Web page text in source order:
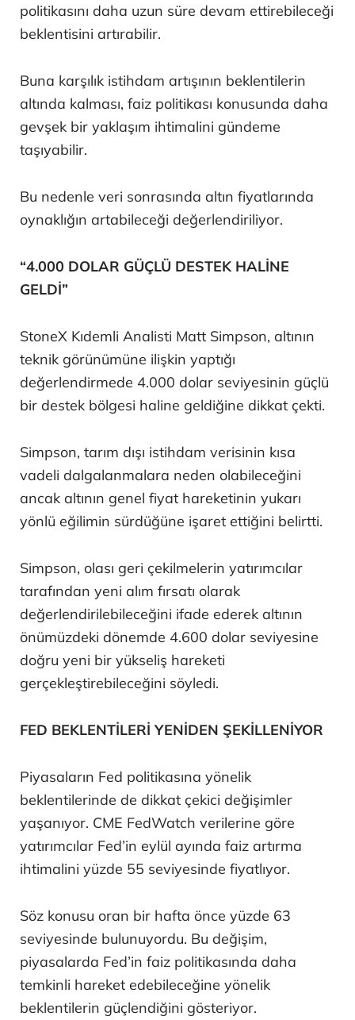
politikasını daha uzun süre devam ettirebileceği
beklentisini artırabilir.
Buna karşılık istihdam artışının beklentilerin
altında kalması, faiz politikası konusunda daha
gevşek bir yaklaşım ihtimalini gündeme
taşıyabilir.
Bu nedenle veri sonrasında altın fiyatlarında
oynaklığın artabileceği değerlendiriliyor.
“4.000 DOLAR GÜÇLÜ DESTEK HALİNE
GELDİ”
StoneX Kıdemli Analisti Matt Simpson, altının
teknik görünümüne ilişkin yaptığı
değerlendirmede 4.000 dolar seviyesinin güçlü
bir destek bölgesi haline geldiğine dikkat çekti.
Simpson, tarım dışı istihdam verisinin kısa
vadeli dalgalanmalara neden olabileceğini
ancak altının genel fiyat hareketinin yukarı
yönlü eğilimin sürdüğüne işaret ettiğini belirtti.
Simpson, olası geri çekilmelerin yatırımcılar
tarafından yeni alım fırsatı olarak
değerlendirilebileceğini ifade ederek altının
önümüzdeki dönemde 4.600 dolar seviyesine
doğru yeni bir yükseliş hareketi
gerçekleştirebileceğini söyledi.
FED BEKLENTİLERİ YENİDEN ŞEKİLLENİYOR
Piyasaların Fed politikasına yönelik
beklentilerinde de dikkat çekici değişimler
yaşanıyor. CME FedWatch verilerine göre
yatırımcılar Fed’in eylül ayında faiz artırma
ihtimalini yüzde 55 seviyesinde fiyatlıyor.
Söz konusu oran bir hafta önce yüzde 63
seviyesinde bulunuyordu. Bu değişim,
piyasalarda Fed’in faiz politikasında daha
temkinli hareket edebileceğine yönelik
beklentilerin güçlendiğini gösteriyor.